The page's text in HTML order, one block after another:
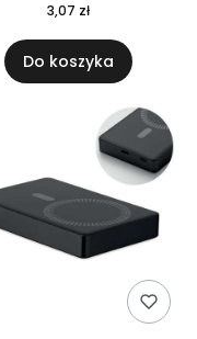
3,07 zł
Do koszyka